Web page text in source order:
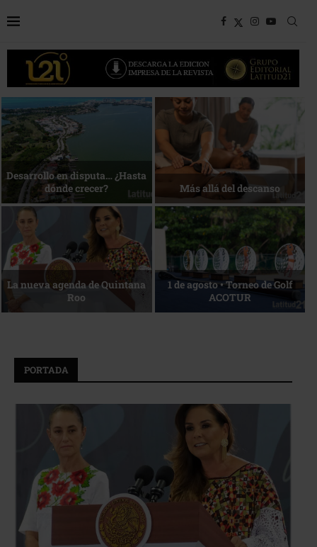
Bottega, un viaje servido a la
mesa
Energía que Impulsa la
competitividad
Reconocimiento de viajeros La esencia del servicio
PORTADA